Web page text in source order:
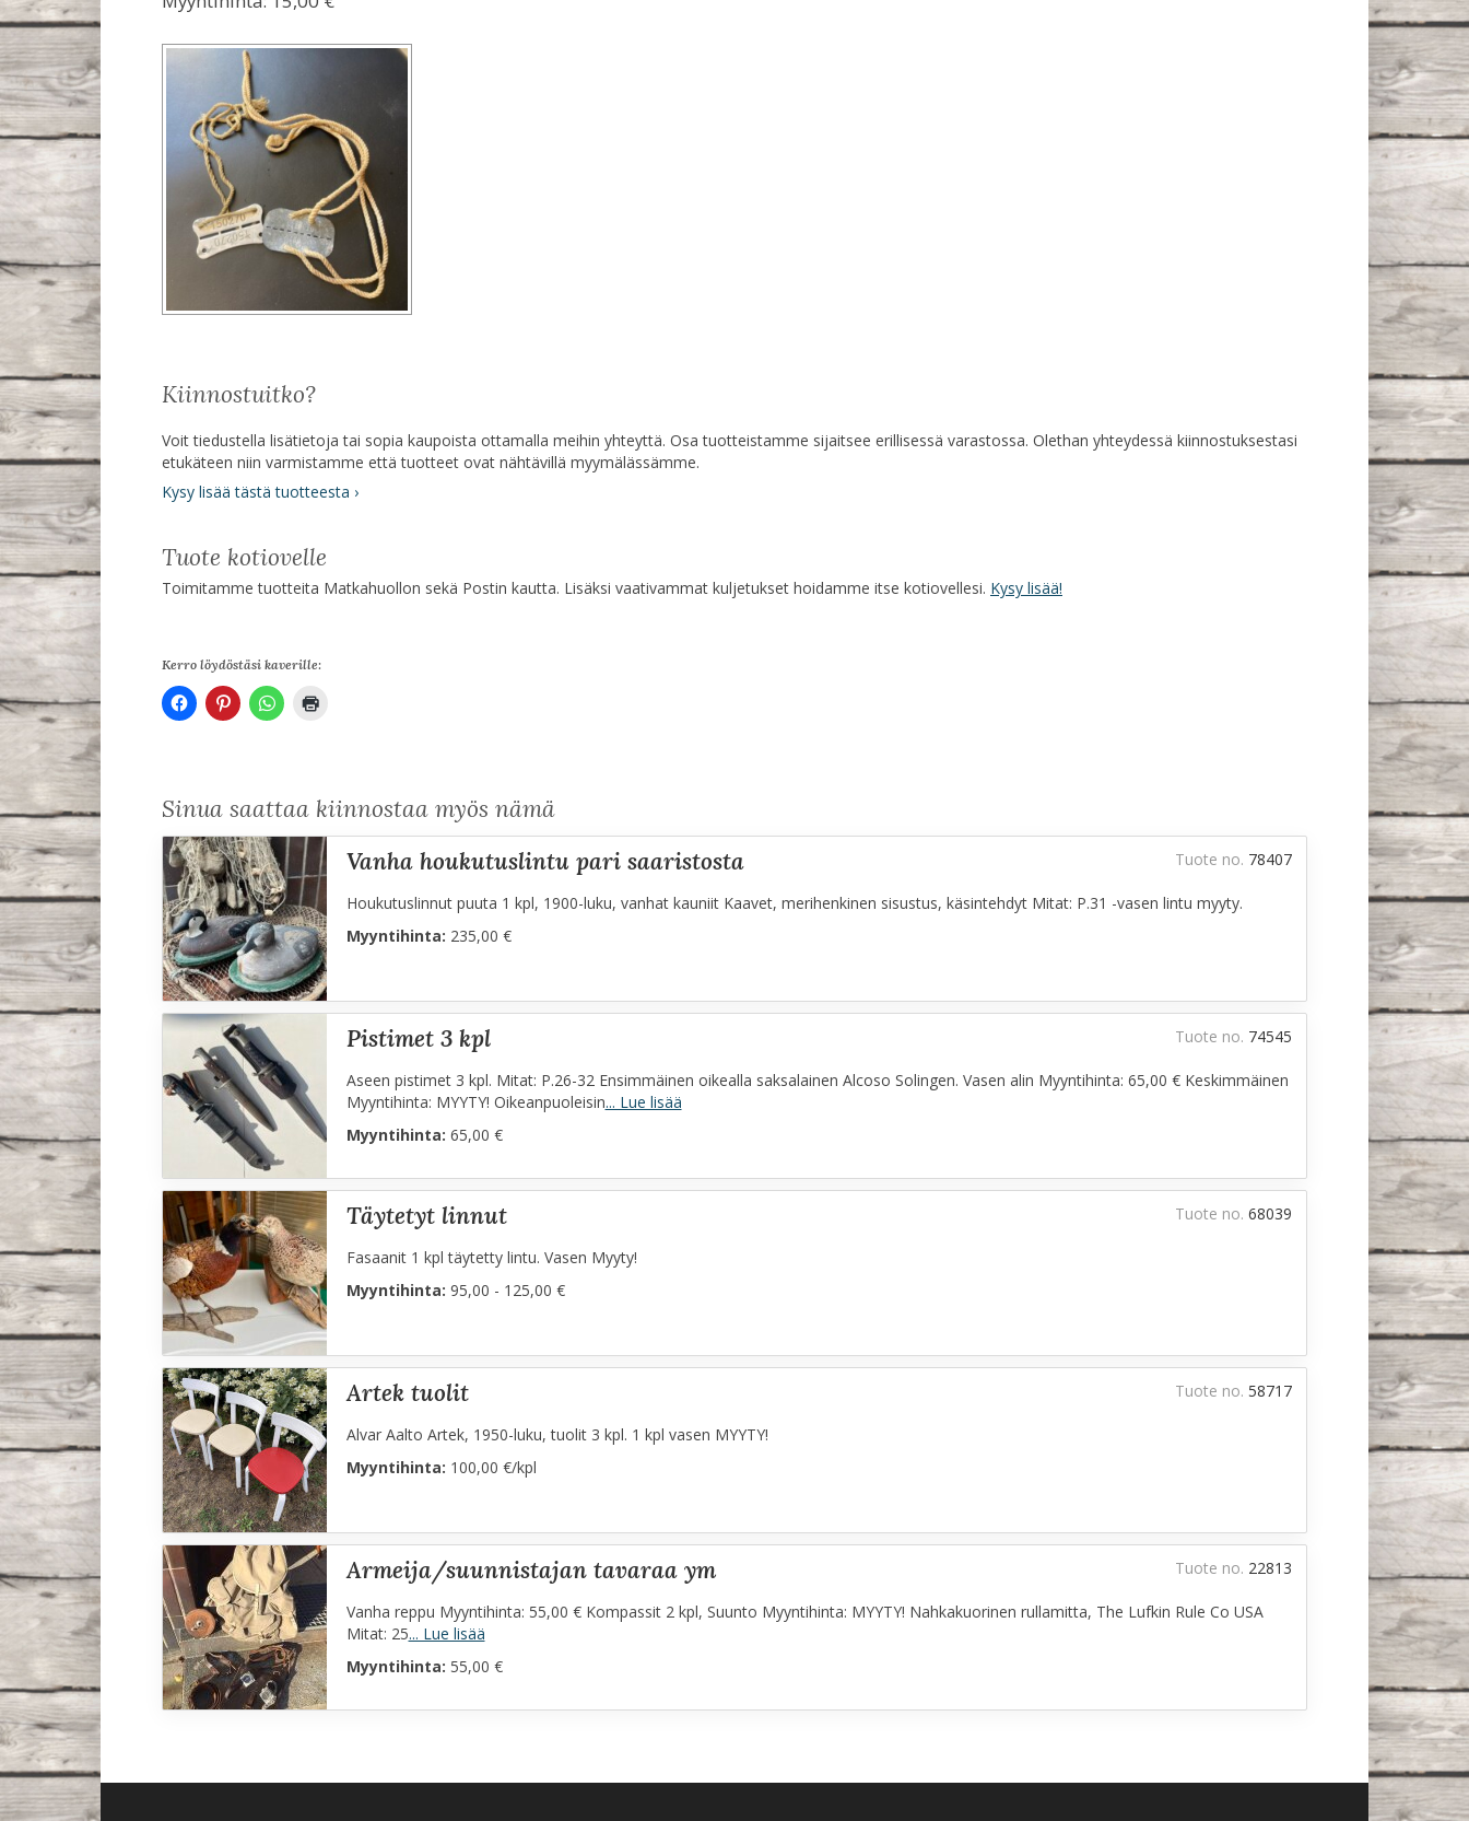
Kiinnostuitko?
Voit tiedustella lisätietoja tai sopia kaupoista ottamalla meihin yhteyttä. Osa tuotteistamme sijaitsee erillisessä varastossa. Olethan yhteydessä kiinnostuksestasi
etukäteen niin varmistamme että tuotteet ovat nähtävillä myymälässämme.
Kysy lisää tästä tuotteesta ›
Tuote kotiovelle
Toimitamme tuotteita Matkahuollon sekä Postin kautta. Lisäksi vaativammat kuljetukset hoidamme itse kotiovellesi. Kysy lisää!
Kerro löydöstäsi kaverille:
Sinua saattaa kiinnostaa myös nämä
vanha houkutuslintu pari saaristosta
Houkutuslinnut puuta 1 kpl, 1900-luku, vanhat kauniit Kaavet, merihenkinen sisustus, käsintehdyt Mitat: P.31 -vasen lintu myyty.
Myyntihinta: 235,00 €
Tuote no. 78407
pistimet 3 kpl
Aseen pistimet 3 kpl. Mitat: P.26-32 Ensimmäinen oikealla saksalainen Alcoso Solingen. Vasen alin Myyntihinta: 65,00 € Keskimmäinen
Myyntihinta: MYYTY! Oikeanpuoleisin... Lue lisää
Myyntihinta: 65,00 €
Tuote no. 74545
täytetyt linnut
Fasaanit 1 kpl täytetty lintu. Vasen Myyty!
Myyntihinta: 95,00 - 125,00 €
Tuote no. 68039
artek tuolit
Alvar Aalto Artek, 1950-luku, tuolit 3 kpl. 1 kpl vasen MYYTY!
Myyntihinta: 100,00 €/kpl
Tuote no. 58717
armeija/suunnistajan tavaraa ym
Vanha reppu Myyntihinta: 55,00 € Kompassit 2 kpl, Suunto Myyntihinta: MYYTY! Nahkakuorinen rullamitta, The Lufkin Rule Co USA
Mitat: 25... Lue lisää
Myyntihinta: 55,00 €
Tuote no. 22813